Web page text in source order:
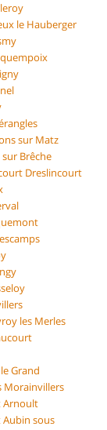
le Hauberger
sur Matz
Brêche
Dreslincourt
les Merles
Grand
Morainvillers
Arnoult
Aubin sous